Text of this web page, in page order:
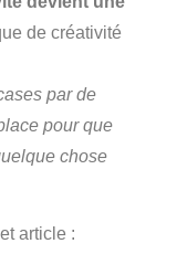
de créativité
par de
pour que
chose
article :